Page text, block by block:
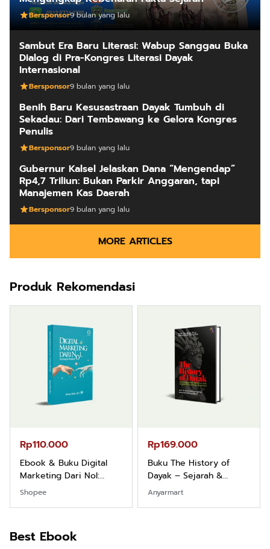
Bersponsor9 bulan yang lalu
Sambut Era Baru Literasi: Wabup Sanggau Buka
Dialog di Pra-Kongres Literasi Dayak
Internasional
Bersponsor9 bulan yang lalu
Benih Baru Kesusastraan Dayak Tumbuh di
Sekadau: Dari Tembawang ke Gelora Kongres
Penulis
Bersponsor9 bulan yang lalu
Gubernur Kalsel Jelaskan Dana “Mengendap”
Rp4,7 Triliun: Bukan Parkir Anggaran, tapi
Manajemen Kas Daerah
Bersponsor9 bulan yang lalu
MORE ARTICLES
Produk Rekomendasi
Rp110.000
Ebook & Buku Digital
Marketing Dari Nol:
Fondasi & Mindset untuk
Shopee
Rp169.000
Buku The History of
Dayak – Sejarah &
Identitas Borneo Asli
Anyarmart
Best Ebook